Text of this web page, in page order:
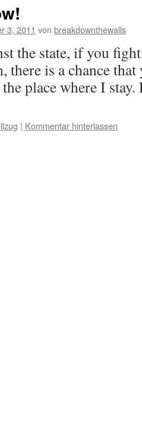
3, 2011 von breakdownthewalls
the state, if you
there is a chance
the place where I
| Kommentar hinterlassen